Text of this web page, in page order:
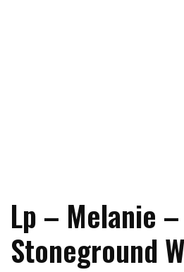
Lp – Melanie –
Stoneground